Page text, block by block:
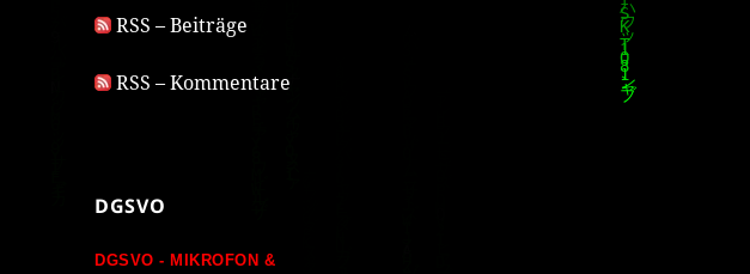
RSS – Beiträge
RSS – Kommentare
DGSVO
DGSVO - MIKROFON &